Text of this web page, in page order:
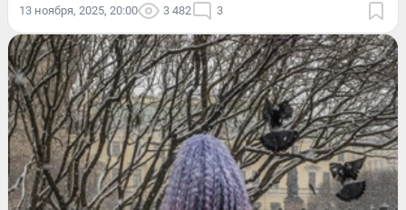
13 ноября, 2025, 20:00 3 482 3